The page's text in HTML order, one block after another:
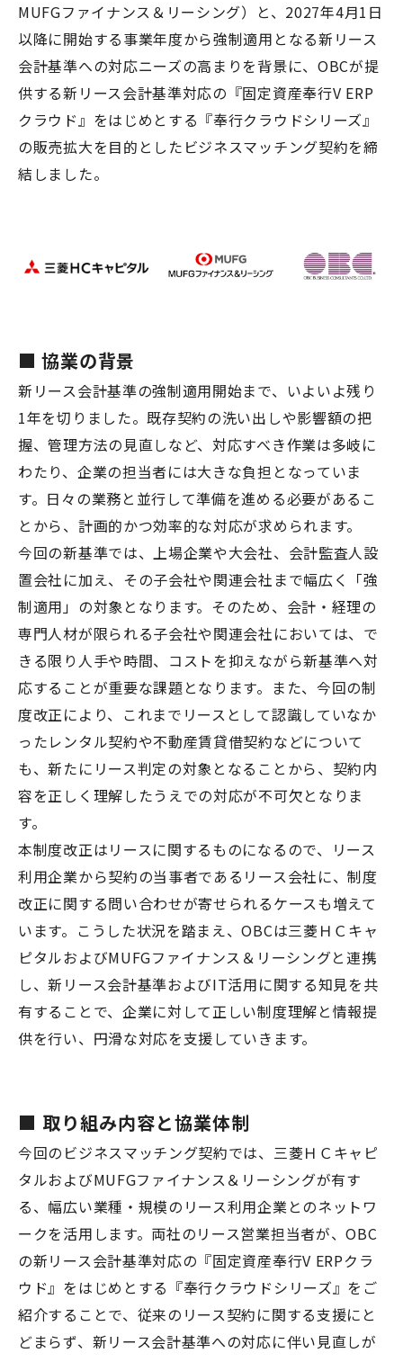
MUFGファイナンス＆リーシング）と、2027年4月1日
以降に開始する事業年度から強制適用となる新リース
会計基準への対応ニーズの高まりを背景に、OBCが提
供する新リース会計基準対応の『固定資産奉行V ERP
クラウド』をはじめとする『奉行クラウドシリーズ』
の販売拡大を目的としたビジネスマッチング契約を締
結しました。
■ 協業の背景
新リース会計基準の強制適用開始まで、いよいよ残り
1年を切りました。既存契約の洗い出しや影響額の把
握、管理方法の見直しなど、対応すべき作業は多岐に
わたり、企業の担当者には大きな負担となっていま
す。日々の業務と並行して準備を進める必要があるこ
とから、計画的かつ効率的な対応が求められます。
今回の新基準では、上場企業や大会社、会計監査人設
置会社に加え、その子会社や関連会社まで幅広く「強
制適用」の対象となります。そのため、会計・経理の
専門人材が限られる子会社や関連会社においては、で
きる限り人手や時間、コストを抑えながら新基準へ対
応することが重要な課題となります。また、今回の制
度改正により、これまでリースとして認識していなか
ったレンタル契約や不動産賃貸借契約などについて
も、新たにリース判定の対象となることから、契約内
容を正しく理解したうえでの対応が不可欠となりま
す。
本制度改正はリースに関するものになるので、リース
利用企業から契約の当事者であるリース会社に、制度
改正に関する問い合わせが寄せられるケースも増えて
います。こうした状況を踏まえ、OBCは三菱ＨＣキャ
ピタルおよびMUFGファイナンス＆リーシングと連携
し、新リース会計基準およびIT活用に関する知見を共
有することで、企業に対して正しい制度理解と情報提
供を行い、円滑な対応を支援していきます。
■ 取り組み内容と協業体制
今回のビジネスマッチング契約では、三菱ＨＣキャピ
タルおよびMUFGファイナンス＆リーシングが有す
る、幅広い業種・規模のリース利用企業とのネットワ
ークを活用します。両社のリース営業担当者が、OBC
の新リース会計基準対応の『固定資産奉行V ERPクラ
ウド』をはじめとする『奉行クラウドシリーズ』をご
紹介することで、従来のリース契約に関する支援にと
どまらず、新リース会計基準への対応に伴い見直しが